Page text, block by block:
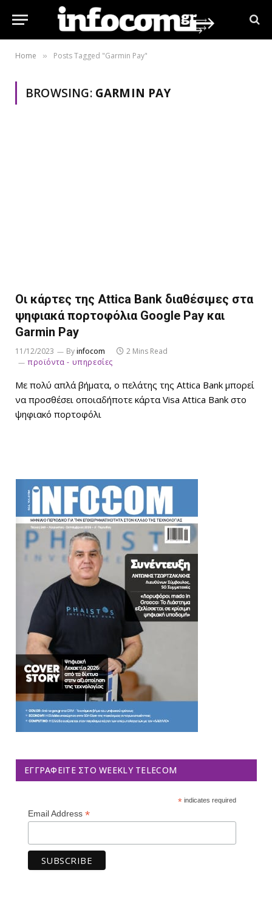
Home » Posts Tagged "Garmin Pay"
BROWSING: GARMIN PAY
Οι κάρτες της Attica Bank διαθέσιμες στα
ψηφιακά πορτοφόλια Google Pay και
Garmin Pay
11/12/2023 Byinfocom
2 Mins Read
προϊόντα - υπηρεσίες
Με πολύ απλά βήματα, ο πελάτης της Attica Bank μπορεί
να προσθέσει οποιαδήποτε κάρτα Visa Attica Bank στo
ψηφιακό πορτοφόλι
ΕΓΓΡΑΦΕΊΤΕ ΣΤΟ WEEKLY TELECOM
*indicates required
Email Address *